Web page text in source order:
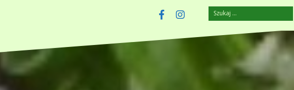
Instagram
szczuplejemy.pl
Szukaj: